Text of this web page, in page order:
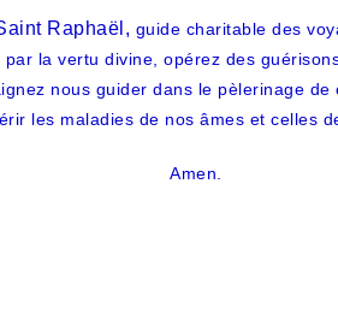
Raphaël, guide charitable des
par la vertu divine, opérez des
nous guider dans le pèlerinage de
les maladies de nos âmes et celles
Amen.